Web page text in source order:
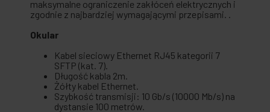
maksymalne ograniczenie zakłóceń elektrycznych i
zgodnie z najbardziej wymagającymi przepisami. .
Okular
Kabel sieciowy Ethernet RJ45 kategorii 7
SFTP (kat. 7).
Długość kabla 2m.
Żółty kabel Ethernet.
Szybkość transmisji: 10 Gb/s (10000 Mb/s) na
dystansie 100 metrów.